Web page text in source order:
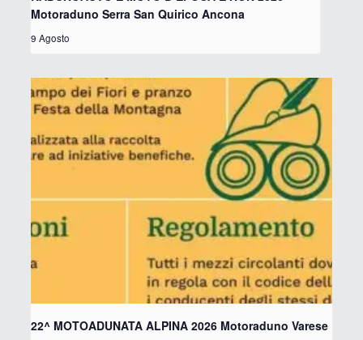
Motoraduno Serra San Quirico Ancona
9 Agosto
22^ MOTOADUNATA ALPINA 2026 Motoraduno Varese